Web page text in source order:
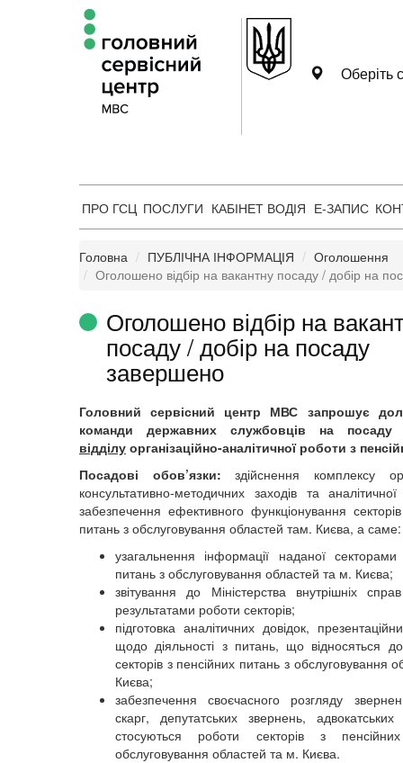
Оберіть
ПРО ГСЦ ПОСЛУГИ КАБІНЕТ ВОДІЯ Е-ЗАПИС
Головна ПУБЛІЧНА ІНФОРМАЦІЯ
Оголошення
Оголошено відбір на вакантну посаду / добір на
Оголошено відбір на
посаду / добір на посаду
завершено
Головний сервісний центр МВС запрошує
команди державних службовців на
відділу організаційно-аналітичної роботи з
Посадові обов’язки:здійснення комплексу
консультативно-методичних заходів та
забезпечення ефективного функціонування
питань з обслуговування областей там. Києва, а саме:
узагальнення інформації наданої
питань з обслуговування областей та м. Києва;
звітування до Міністерства внутрішніх
результатами роботи секторів;
підготовка аналітичних довідок,
щодо діяльності з питань, що відносяться до
секторів з пенсійних питань з обслуговування
Києва;
забезпечення своєчасного розгляду
скарг, депутатських звернень,
стосуються роботи секторів з
обслуговування областей та м. Києва.